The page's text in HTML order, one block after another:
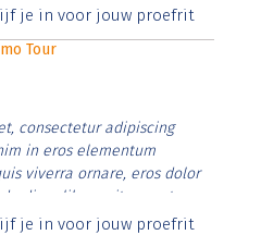
cursus id rutrum lorem
je in voor jouw proefrit
Tour
consectetur adipiscing
in eros elementum
viverra ornare, eros dolor
diam libero vitae erat.
cursus id rutrum lorem
je in voor jouw proefrit